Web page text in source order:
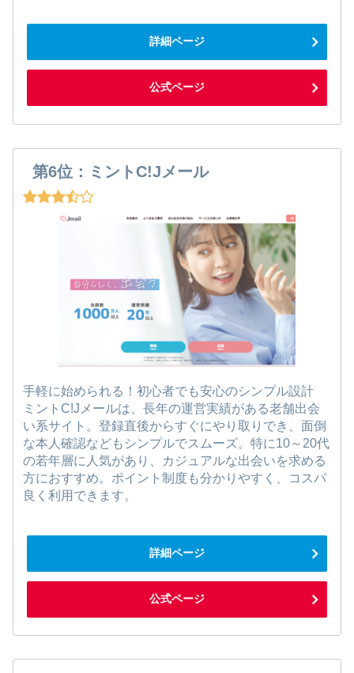
詳細ページ
公式ページ
第6位：ミントC!Jメール
手軽に始められる！初心者でも安心のシンプル設計
ミントC!Jメールは、長年の運営実績がある老舗出会
い系サイト。登録直後からすぐにやり取りでき、面倒
な本人確認などもシンプルでスムーズ。特に10～20代
の若年層に人気があり、カジュアルな出会いを求める
方におすすめ。ポイント制度も分かりやすく、コスパ
良く利用できます。
詳細ページ
公式ページ